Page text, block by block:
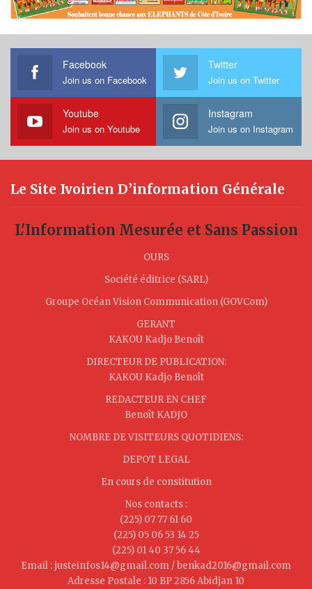
Facebook
Join us on Facebook
Twitter
Join us on Twitter
Youtube
Join us on Youtube
Instagram
Join us on Instagram
Le Site Ivoirien D’information Générale
L'Information Mesurée et Sans Passion
OURS
Société éditrice (SARL)
Groupe Océan Vision Communication (GOVCom)
GERANT
KAKOU Kadjo Benoît
DIRECTEUR DE PUBLICATION:
KAKOU Kadjo Benoît
REDACTEUR EN CHEF
Benoît KADJO
NOMBRE DE VISITEURS QUOTIDIENS:
DEPOT LEGAL
En cours de constitution
Nos contacts :
(225) 07 77 61 60
(225) 05 06 53 14 25
(225) 01 40 37 56 44
Email : justeinfos14@gmail.com / benkad2016@gmail.com
Adresse Postale : 10 BP 2856 Abidjan 10